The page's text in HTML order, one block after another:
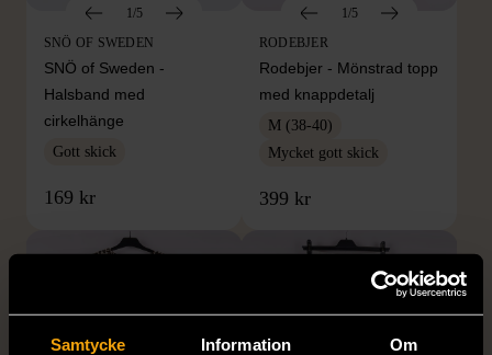
Samtycke Information Om
1/5
SNÖ OF SWEDEN
SNÖ of Sweden -
Halsband med
cirkelhänge
Gott skick
169 kr
1/5
RODEBJER
Rodebjer - Mönstrad topp
med knappdetalj
M (38-40)
Mycket gott skick
399 kr